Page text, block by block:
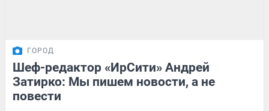
ГОРОД
Шеф-редактор «ИрСити» Андрей
Затирко: Мы пишем новости, а не
повести